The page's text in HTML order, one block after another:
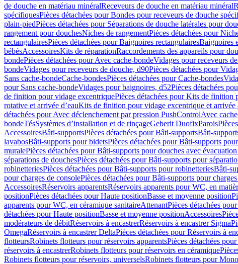
de douche en matériau minéralReceveurs de douche en matériau minéral
spécifiquesPièces détachées pour Bondes pour receveurs de douche
plain-piedPièces détachées pour Séparations de douche latérales pour
rangement pour douchesNiches de rangementPièces détachées pour
rectangulairesPièces détachées pour Baignoires rectangulairesBaignoires
bébésAccessoiresKits de réparationRaccordements des appareils pour
bondePièces détachées pour Avec cache-bondeVidages pour receveurs
bondeVidages pour receveurs de douche, d90Pièces détachées pour
Sans cache-bondeCache-bondesPièces détachées pour Cache-bondes
pour Sans cache-bondeVidages pour baignoires, d52Pièces détachées
de finition pour vidage excentriquePièces détachées pour Kits de finition
rotative et arrivée d’eauKits de finition pour vidage excentrique et arrivée
détachées pour Avec déclenchement par pression PushControlAvec
bondeTésSystèmes d’installation et de rinçageGeberit DuofixParois
AccessoiresBâti-supportsPièces détachées pour Bâti-supportsBâti-
lavabosBâti-supports pour bidetsPièces détachées pour Bâti-supports
muralePièces détachées pour Bâti-supports pour douches avec
séparations de douchesPièces détachées pour Bâti-supports pour
robinetteriesPièces détachées pour Bâti-supports pour robinetteriesBâti-
pour charges de consolePièces détachées pour Bâti-supports pour
AccessoiresRéservoirs apparentsRéservoirs apparents pour WC, en
positionPièces détachées pour Haute positionBasse et moyenne position
apparents pour WC, en céramique sanitaireAttenantPièces détachées
détachées pour Haute positionBasse et moyenne positionAccessoires
modérateurs de débitRéservoirs à encastrerRéservoirs à encastrer Sigma
OmegaRéservoirs à encastrer DeltaPièces détachées pour Réservoirs à
flotteursRobinets flotteurs pour réservoirs apparentsPièces détachées
réservoirs à encastrerRobinets flotteurs pour réservoirs en céramique
Robinets flotteurs pour réservoirs, universelsRobinets flotteurs pour